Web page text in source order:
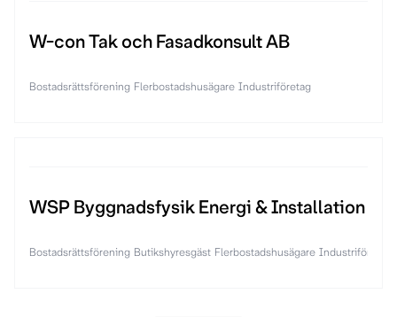
W-con Tak och Fasadkonsult AB
Bostadsrättsförening Flerbostadshusägare Industriföretag
WSP Byggnadsfysik Energi & Installation
Bostadsrättsförening Butikshyresgäst Flerbostadshusägare Industriföretag